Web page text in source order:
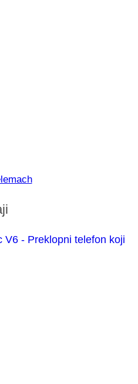
V6 - Preklopni telefon koji